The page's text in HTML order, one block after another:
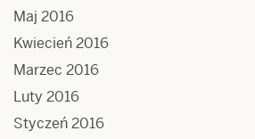
Maj 2016
Kwiecień 2016
Marzec 2016
Luty 2016
Styczeń 2016